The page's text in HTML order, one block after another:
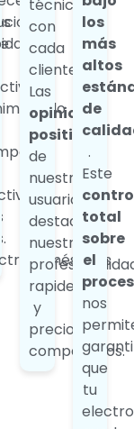
técnicos
con
cada
cliente.
Las
opiniones
positivas
de
nuestros
usuarios
destacan
nuestra
rapidez
y
precios
competitivos.
los
más
altos
de
.
Este
total
sobre
el
nos
que
tu